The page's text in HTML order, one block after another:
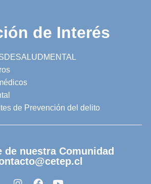
de Interés
de Prevención del delito
de nuestra Comunidad